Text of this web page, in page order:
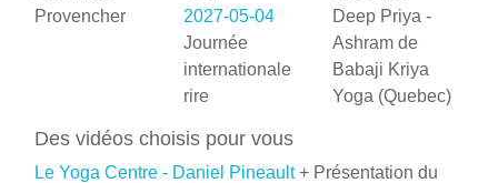
Provencher
2027-05-04
Journée
internationale
rire
Deep Priya -
Ashram de
Babaji Kriya
Yoga (Quebec)
Des vidéos choisis pour vous
Le Yoga Centre - Daniel Pineault+ Présentation du